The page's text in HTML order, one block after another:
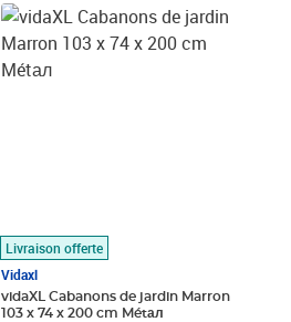
Livraison offerte
Vidaxl
vidaXL Cabanons de jardin Marron
103 x 74 x 200 cm Métал
Prix 175,19€